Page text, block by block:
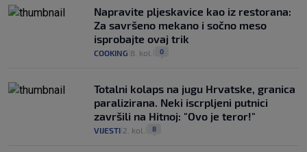
Napravite pljeskavice kao iz restorana:
Za savršeno mekano i sočno meso
isprobajte ovaj trik
COOKING 8. kol. 0
Totalni kolaps na jugu Hrvatske, granica
paralizirana. Neki iscrpljeni putnici
završili na Hitnoj: "Ovo je teror!"
VIJESTI 2. kol. 8